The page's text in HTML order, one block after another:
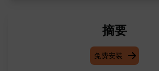
摘要
免费安装